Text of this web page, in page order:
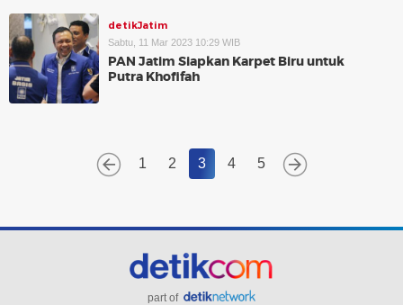
detikJatim
Sabtu, 11 Mar 2023 10:29 WIB
PAN Jatim Siapkan Karpet Biru untuk
Putra Khofifah
1 2 3 4 5
part of